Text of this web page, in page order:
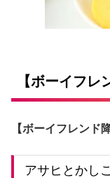
【ボーイフ
【ボーイフレンド
アサヒとかし